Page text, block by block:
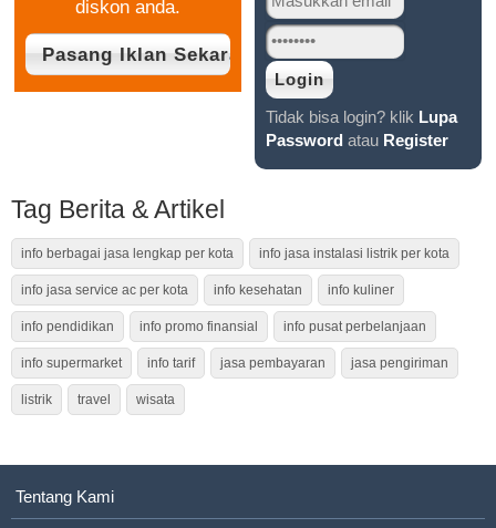
diskon anda.
Tidak bisa login? klik Lupa
Password atau Register
Tag Berita & Artikel
info berbagai jasa lengkap per kota info jasa instalasi listrik per kota
info jasa service ac per kota info kesehatan info kuliner
info pendidikan info promo finansial info pusat perbelanjaan
info supermarket info tarif jasa pembayaran jasa pengiriman
listrik travel wisata
Tentang Kami